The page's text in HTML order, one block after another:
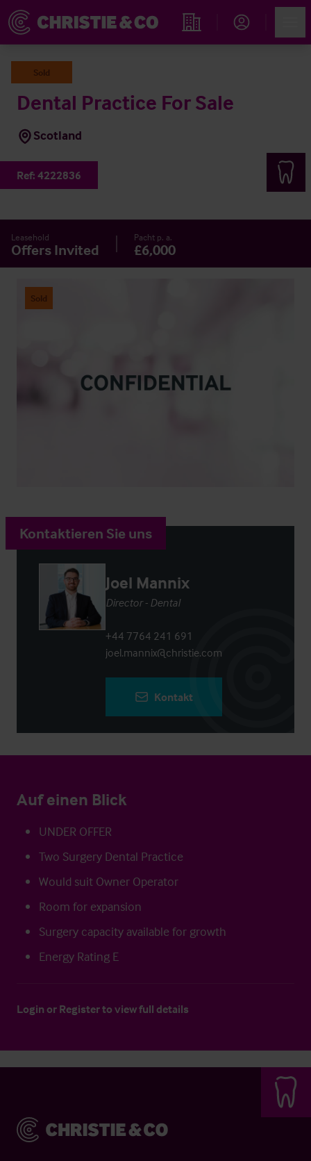
Immobiliensuche
Sold
Dental Practice For Sale
Scotland
Ref: 4222836
Leasehold
Offers Invited
Pacht p. a.
£6,000
Sold
Kontaktieren Sie uns
Joel Mannix
Director - Dental
+44 7764 241 691
joel.mannix@christie.com
Kontakt
Auf einen Blick
UNDER OFFER
Two Surgery Dental Practice
Would suit Owner Operator
Room for expansion
Surgery capacity available for growth
Energy Rating E
Login or Registerto view full details